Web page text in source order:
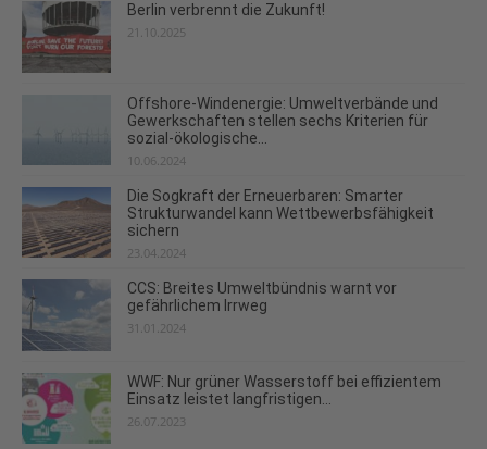
Berlin verbrennt die Zukunft!
21.10.2025
Offshore-Windenergie: Umweltverbände und
Gewerkschaften stellen sechs Kriterien für
sozial-ökologische...
10.06.2024
Die Sogkraft der Erneuerbaren: Smarter
Strukturwandel kann Wettbewerbsfähigkeit
sichern
23.04.2024
CCS: Breites Umweltbündnis warnt vor
gefährlichem Irrweg
31.01.2024
WWF: Nur grüner Wasserstoff bei effizientem
Einsatz leistet langfristigen...
26.07.2023